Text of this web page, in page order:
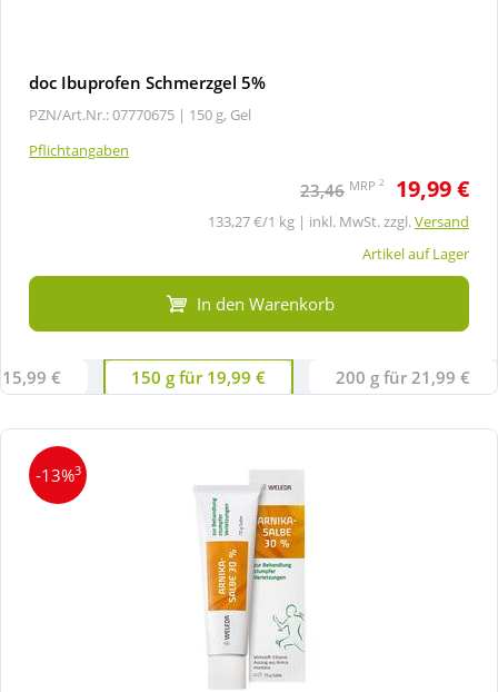
doc Ibuprofen Schmerzgel 5%
PZN/Art.Nr.: 07770675 | 150 g, Gel
Pflichtangaben
23,46 MRP 2 19,99 €
133,27 €/1 kg | inkl. MwSt. zzgl.Versand
Artikel auf Lager
In den Warenkorb
€ 150 g für 19,99 € 200 g für 21,99 €
-13%3